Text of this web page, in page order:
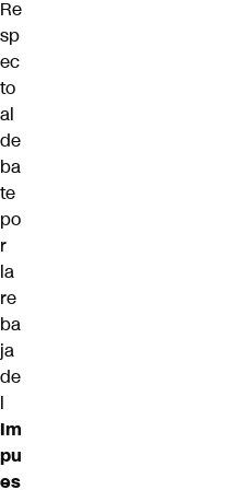
Re
sp
ec
to
al
de
ba
te
po
r
la
re
ba
ja
de
l
Im
pu
es